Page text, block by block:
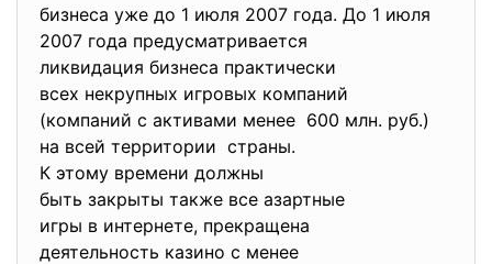
бизнеса уже до 1 июля 2007 года. До 1 июля
2007 года предусматривается
ликвидация бизнеса практически
всех некрупных игровых компаний
(компаний с активами менее 600 млн. руб.)
на всей территории страны.
К этому времени должны
быть закрыты также все азартные
игры в интернете, прекращена
деятельность казино с менее